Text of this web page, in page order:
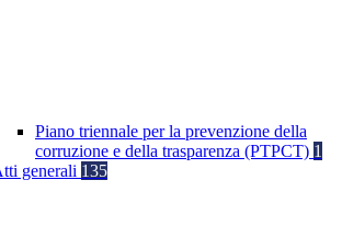
Piano triennale per la prevenzione della
corruzione e della trasparenza (PTPCT) 1
generali 135